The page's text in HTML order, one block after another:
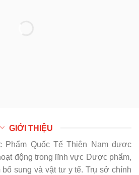
GIỚI THIỆU
Phẩm Quốc Tế Thiên Nam được
động trong lĩnh vực Dược phẩm,
bổ sung và vật tư y tế. Trụ sở chính